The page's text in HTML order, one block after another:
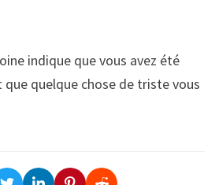
indique que vous avez été
quelque chose de triste vous